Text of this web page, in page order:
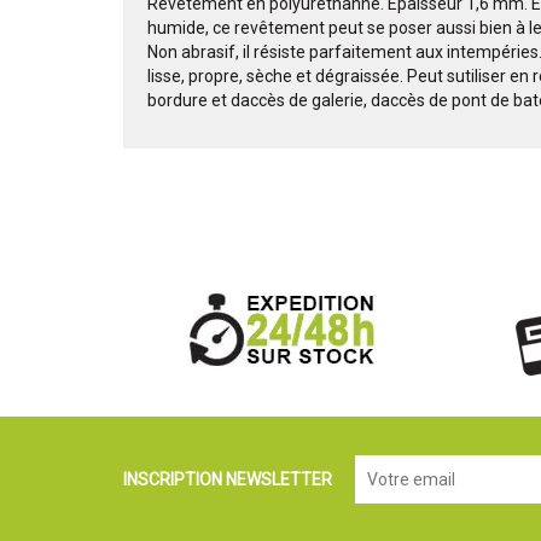
Revêtement en polyuréthanne. Epaisseur 1,6 mm.
humide, ce revêtement peut se poser aussi bien à
Non abrasif, il résiste parfaitement aux
lisse, propre, sèche et dégraissée. Peut sutiliser
bordure et daccès de galerie, daccès de pont de
INSCRIPTION NEWSLETTER